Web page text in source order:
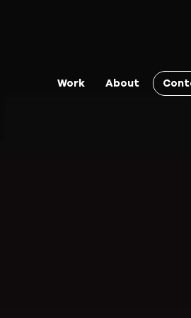
Work About